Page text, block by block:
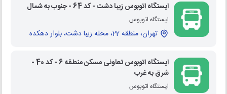
ایستگاه اتوبوس زیبا دشت - کد 64 - جنوب به شمال
ایستگاه اتوبوس
تهران، منطقه 22، محله زیبا دشت، بلوار دهکده
ایستگاه اتوبوس تعاونی مسکن منطقه 6 - کد 40 -
شرق به غرب
ایستگاه اتوبوس